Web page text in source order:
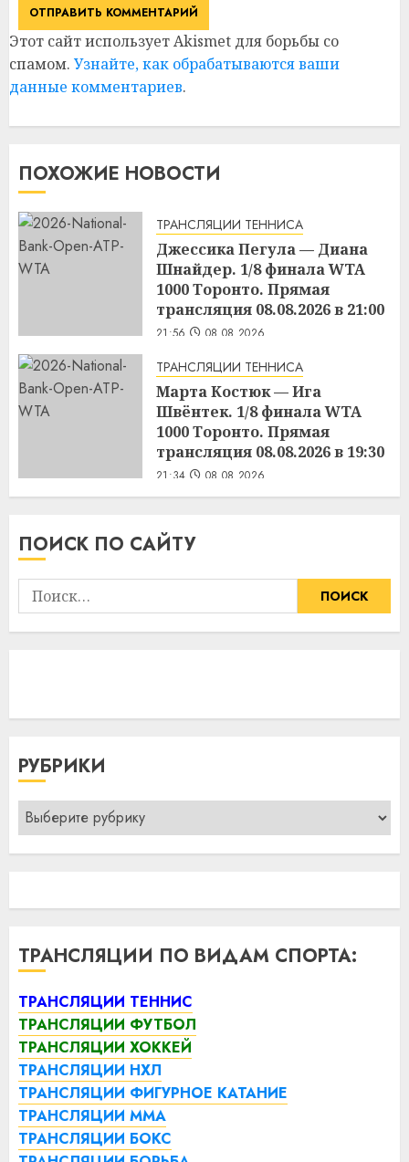
Этот сайт использует Akismet для борьбы со
спамом. Узнайте, как обрабатываются ваши
данные комментариев.
ПОХОЖИЕ НОВОСТИ
ТРАНСЛЯЦИИ ТЕННИСА
Джессика Пегула — Диана
Шнайдер. 1/8 финала WTA
1000 Торонто. Прямая
трансляция 08.08.2026 в 21:00
21:56 08.08.2026
ТРАНСЛЯЦИИ ТЕННИСА
Марта Костюк — Ига
Швёнтек. 1/8 финала WTA
1000 Торонто. Прямая
трансляция 08.08.2026 в 19:30
21:34 08.08.2026
ПОИСК ПО САЙТУ
Найти:
РУБРИКИ
Рубрики
ТРАНСЛЯЦИИ ПО ВИДАМ СПОРТА:
ТРАНСЛЯЦИИ ТЕННИС
ТРАНСЛЯЦИИ ФУТБОЛ
ТРАНСЛЯЦИИ ХОККЕЙ
ТРАНСЛЯЦИИ НХЛ
ТРАНСЛЯЦИИ ФИГУРНОЕ КАТАНИЕ
ТРАНСЛЯЦИИ ММА
ТРАНСЛЯЦИИ БОКС